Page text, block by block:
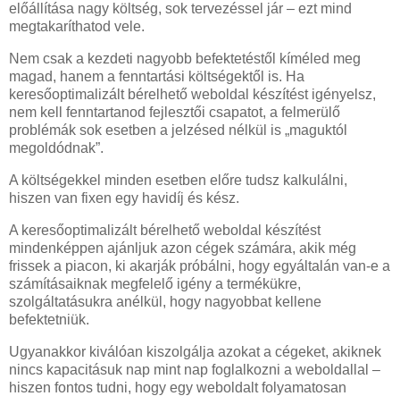
előállítása nagy költség, sok tervezéssel jár – ezt mind
megtakaríthatod vele.
Nem csak a kezdeti nagyobb befektetéstől kíméled meg
magad, hanem a fenntartási költségektől is. Ha
keresőoptimalizált bérelhető weboldal készítést igényelsz,
nem kell fenntartanod fejlesztői csapatot, a felmerülő
problémák sok esetben a jelzésed nélkül is „maguktól
megoldódnak”.
A költségekkel minden esetben előre tudsz kalkulálni,
hiszen van fixen egy havidíj és kész.
A keresőoptimalizált bérelhető weboldal készítést
mindenképpen ajánljuk azon cégek számára, akik még
frissek a piacon, ki akarják próbálni, hogy egyáltalán van-e a
számításaiknak megfelelő igény a termékükre,
szolgáltatásukra anélkül, hogy nagyobbat kellene
befektetniük.
Ugyanakkor kiválóan kiszolgálja azokat a cégeket, akiknek
nincs kapacitásuk nap mint nap foglalkozni a weboldallal –
hiszen fontos tudni, hogy egy weboldalt folyamatosan